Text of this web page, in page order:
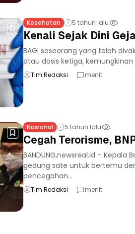
Kesehatan 5 tahun lalu
Kenali Sejak Dini
BAGI seseorang yang telah
atau dosis ketiga,
Tim Redaksi menit
Nasional 5 tahun lalu
Cegah Terorisme,
BANDUNG,newsreal.id –
gedung sate untuk bertemu
pencegahan...
Tim Redaksi menit